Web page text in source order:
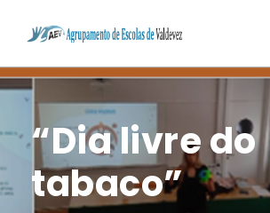
“Dia livre do
tabaco”